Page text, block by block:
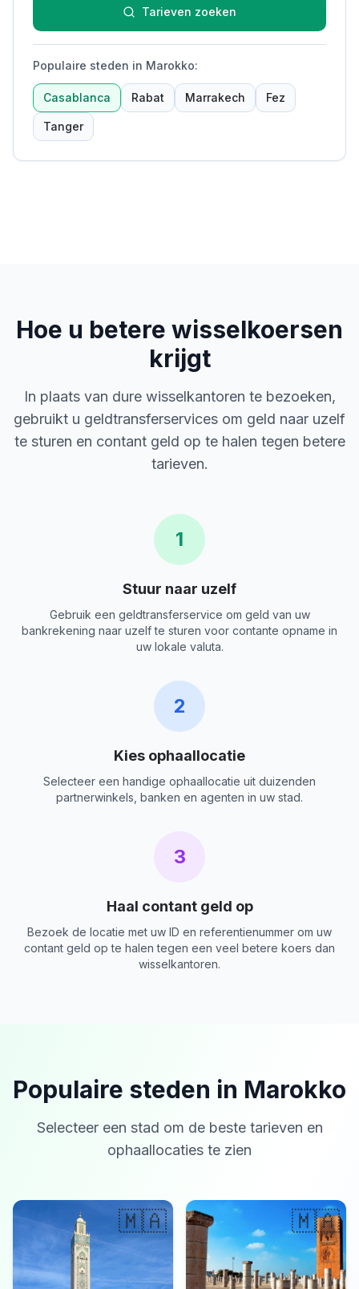
Tarieven zoeken
Populaire steden in Marokko:
Casablanca Rabat Marrakech Fez
Tanger
Hoe u betere wisselkoersen
krijgt
In plaats van dure wisselkantoren te bezoeken,
gebruikt u geldtransferservices om geld naar uzelf
te sturen en contant geld op te halen tegen betere
tarieven.
1
Stuur naar uzelf
Gebruik een geldtransferservice om geld van uw
bankrekening naar uzelf te sturen voor contante opname in
uw lokale valuta.
2
Kies ophaallocatie
Selecteer een handige ophaallocatie uit duizenden
partnerwinkels, banken en agenten in uw stad.
3
Haal contant geld op
Bezoek de locatie met uw ID en referentienummer om uw
contant geld op te halen tegen een veel betere koers dan
wisselkantoren.
Populaire steden in Marokko
Selecteer een stad om de beste tarieven en
ophaallocaties te zien
🇲🇦 🇲🇦